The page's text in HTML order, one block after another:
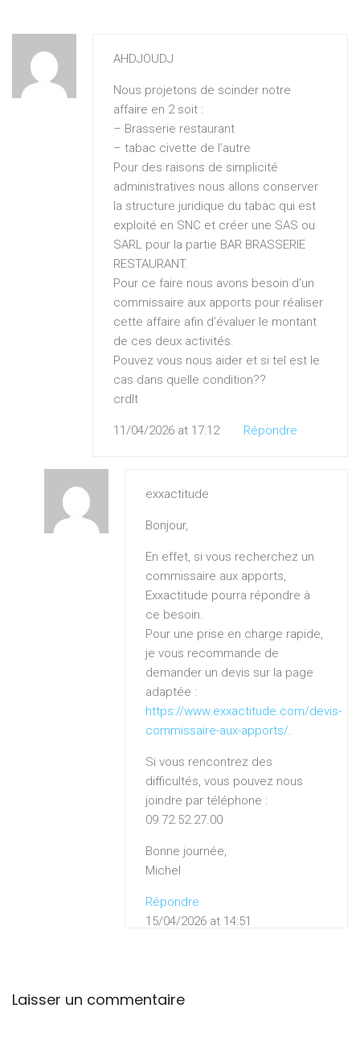
AHDJOUDJ
Nous projetons de scinder notre
affaire en 2 soit :
– Brasserie restaurant
– tabac civette de l’autre
Pour des raisons de simplicité
administratives nous allons conserver
la structure juridique du tabac qui est
exploité en SNC et créer une SAS ou
SARL pour la partie BAR BRASSERIE
RESTAURANT.
Pour ce faire nous avons besoin d’un
commissaire aux apports pour réaliser
cette affaire afin d’évaluer le montant
de ces deux activités.
Pouvez vous nous aider et si tel est le
cas dans quelle condition??
crdlt
Répondre
11/04/2026 at 17:12
exxactitude
Bonjour,
En effet, si vous recherchez un
commissaire aux apports,
Exxactitude pourra répondre à
ce besoin.
Pour une prise en charge rapide,
je vous recommande de
demander un devis sur la page
adaptée :
https://www.exxactitude.com/devis-
commissaire-aux-apports/.
Si vous rencontrez des
difficultés, vous pouvez nous
joindre par téléphone :
09.72.52.27.00
Bonne journée,
Michel
Répondre
15/04/2026 at 14:51
Laisser un commentaire